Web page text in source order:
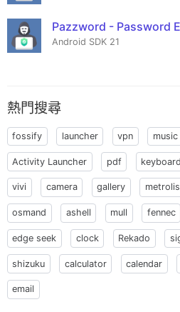
Pazzword - Password
Android SDK 21
熱門搜尋
fossify launcher vpn music
Activity Launcher pdf keyboard
vivi camera gallery
osmand ashell mull fennec
edge seek clock Rekado
shizuku calculator calendar
email